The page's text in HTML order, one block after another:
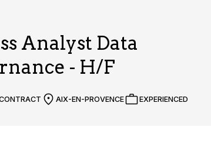
Analyst Data
- H/F
AIX-EN-PROVENCE EXPERIENCED